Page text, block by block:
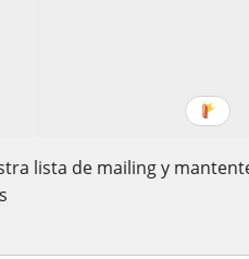
lista de mailing y